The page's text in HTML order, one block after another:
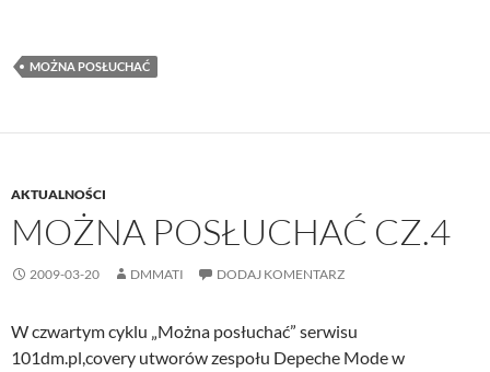
MOŻNA POSŁUCHAĆ
AKTUALNOŚCI
MOŻNA POSŁUCHAĆ CZ.4
2009-03-20 DMMATI DODAJ KOMENTARZ
W czwartym cyklu „Można posłuchać” serwisu
101dm.pl,covery utworów zespołu Depeche Mode w